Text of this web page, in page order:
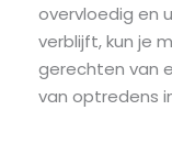
overvloedig en
verblijft, kun je
gerechten van
van optredens